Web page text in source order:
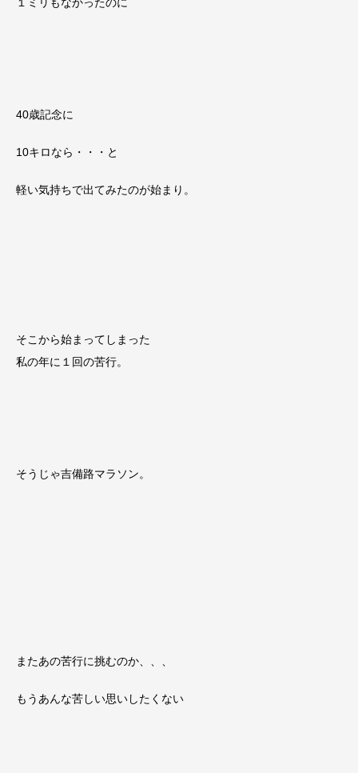
40歳記念に
10キロなら・・・と
軽い気持ちで出てみたのが始まり。
そこから始まってしまった
私の年に１回の苦行。
そうじゃ吉備路マラソン。
またあの苦行に挑むのか、、、
もうあんな苦しい思いしたくない